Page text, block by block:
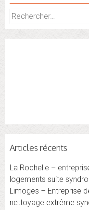
Rechercher :
Articles récents
La Rochelle –
logements suite
Limoges – Entreprise
nettoyage extrême